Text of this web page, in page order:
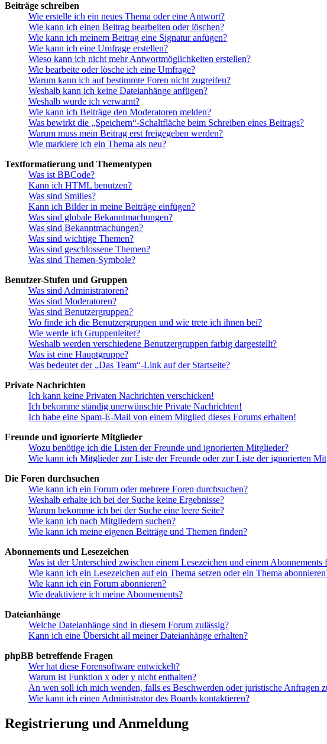
Beiträge schreiben
Wie erstelle ich ein neues Thema oder eine Antwort?
Wie kann ich einen Beitrag bearbeiten oder löschen?
Wie kann ich meinem Beitrag eine Signatur anfügen?
Wie kann ich eine Umfrage erstellen?
Wieso kann ich nicht mehr Antwortmöglichkeiten erstellen?
Wie bearbeite oder lösche ich eine Umfrage?
Warum kann ich auf bestimmte Foren nicht zugreifen?
Weshalb kann ich keine Dateianhänge anfügen?
Weshalb wurde ich verwarnt?
Wie kann ich Beiträge den Moderatoren melden?
Was bewirkt die „Speichern“-Schaltfläche beim Schreiben eines Beitrags?
Warum muss mein Beitrag erst freigegeben werden?
Wie markiere ich ein Thema als neu?
Textformatierung und Thementypen
Was ist BBCode?
Kann ich HTML benutzen?
Was sind Smilies?
Kann ich Bilder in meine Beiträge einfügen?
Was sind globale Bekanntmachungen?
Was sind Bekanntmachungen?
Was sind wichtige Themen?
Was sind geschlossene Themen?
Was sind Themen-Symbole?
Benutzer-Stufen und Gruppen
Was sind Administratoren?
Was sind Moderatoren?
Was sind Benutzergruppen?
Wo finde ich die Benutzergruppen und wie trete ich ihnen bei?
Wie werde ich Gruppenleiter?
Weshalb werden verschiedene Benutzergruppen farbig dargestellt?
Was ist eine Hauptgruppe?
Was bedeutet der „Das Team“-Link auf der Startseite?
Private Nachrichten
Ich kann keine Privaten Nachrichten verschicken!
Ich bekomme ständig unerwünschte Private Nachrichten!
Ich habe eine Spam-E-Mail von einem Mitglied dieses Forums erhalten!
Freunde und ignorierte Mitglieder
Wozu benötige ich die Listen der Freunde und ignorierten Mitglieder?
Wie kann ich Mitglieder zur Liste der Freunde oder zur Liste der ignorierten
Die Foren durchsuchen
Wie kann ich ein Forum oder mehrere Foren durchsuchen?
Weshalb erhalte ich bei der Suche keine Ergebnisse?
Warum bekomme ich bei der Suche eine leere Seite?
Wie kann ich nach Mitgliedern suchen?
Wie kann ich meine eigenen Beiträge und Themen finden?
Abonnements und Lesezeichen
Was ist der Unterschied zwischen einem Lesezeichen und einem
Wie kann ich ein Lesezeichen auf ein Thema setzen oder ein Thema
Wie kann ich ein Forum abonnieren?
Wie deaktiviere ich meine Abonnements?
Dateianhänge
Welche Dateianhänge sind in diesem Forum zulässig?
Kann ich eine Übersicht all meiner Dateianhänge erhalten?
phpBB betreffende Fragen
Wer hat diese Forensoftware entwickelt?
Warum ist Funktion x oder y nicht enthalten?
An wen soll ich mich wenden, falls es Beschwerden oder juristische Anfragen
Wie kann ich einen Administrator des Boards kontaktieren?
Registrierung und Anmeldung